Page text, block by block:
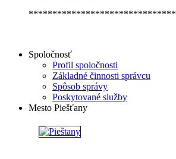
*******************************
Spoločnosť
Profil spoločnosti
Základné činnosti správcu
Spôsob správy
Poskytované služby
Mesto Piešťany